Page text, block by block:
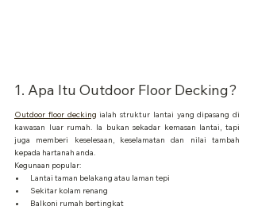
1. Apa Itu Outdoor Floor Decking?
Outdoor floor decking ialah struktur lantai yang dipasang di
kawasan luar rumah. Ia bukan sekadar kemasan lantai, tapi
juga memberi keselesaan, keselamatan dan nilai tambah
kepada hartanah anda.
Kegunaan popular:
Lantai taman belakang atau laman tepi
Sekitar kolam renang
Balkoni rumah bertingkat